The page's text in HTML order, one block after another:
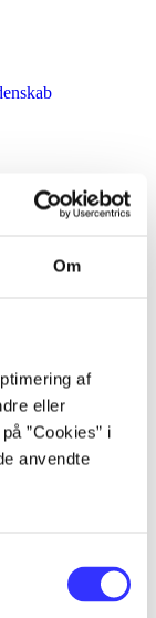
Om
af
eller
”Cookies” i
anvendte